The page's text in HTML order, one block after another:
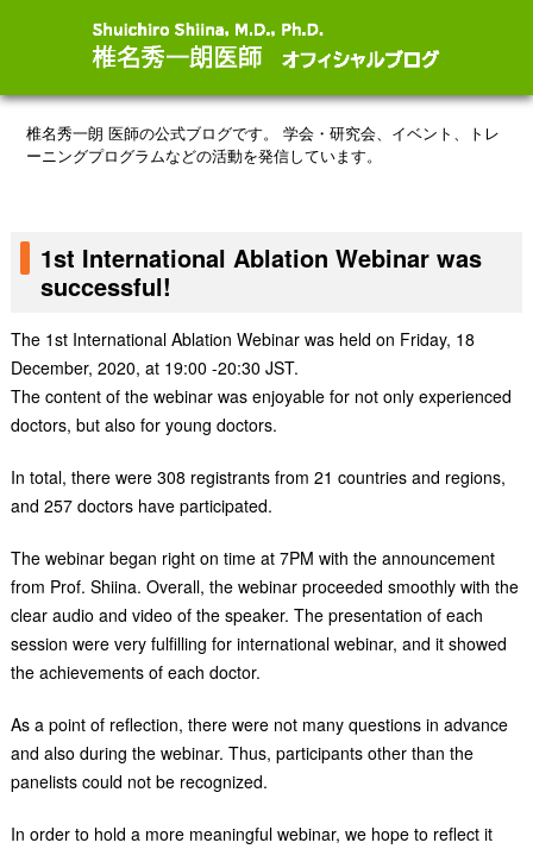
椎名秀一朗 医師の公式ブログです。
学会・研究会、イベント、トレ
ーニングプログラムなどの活動を発信しています。
1st International Ablation Webinar was
successful!
The 1st International Ablation Webinar was held on Friday, 18
December, 2020, at 19:00 -20:30 JST.
The content of the webinar was enjoyable for not only experienced
doctors, but also for young doctors.
In total, there were 308 registrants from 21 countries and regions,
and 257 doctors have participated.
The webinar began right on time at 7PM with the announcement
from Prof. Shiina. Overall, the webinar proceeded smoothly with the
clear audio and video of the speaker. The presentation of each
session were very fulfilling for international webinar, and it showed
the achievements of each doctor.
As a point of reflection, there were not many questions in advance
and also during the webinar. Thus, participants other than the
panelists could not be recognized.
In order to hold a more meaningful webinar, we hope to reflect it